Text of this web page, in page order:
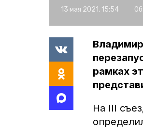
13 мая 2021, 15:54
рамках
На III